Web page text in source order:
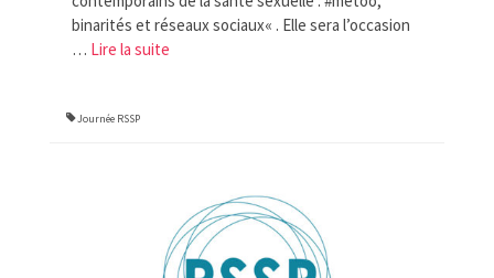
binarités et réseaux sociaux« . Elle sera l’occasion
… Lire la suite­­
Journée RSSP